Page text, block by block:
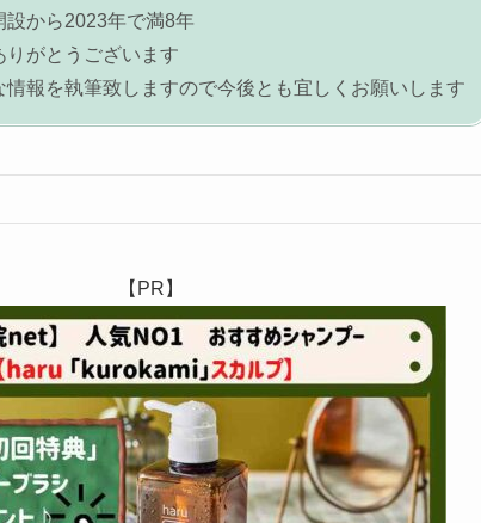
設から2023年で満8年
りがとうございます
情報を執筆致しますので今後とも宜しくお願いします
【PR】